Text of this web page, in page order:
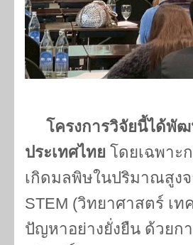
โครงการวิจัยนี้ได้พั
ประเทศไทย โดยเฉพาะ
เกิดมลพิษในปริมาณสูงจ
STEM (วิทยาศาสตร์ เ
ปัญหาอย่างยั่งยืน ด้วยก